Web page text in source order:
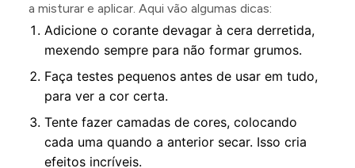
a misturar e aplicar. Aqui vão algumas dicas:
Adicione o corante devagar à cera derretida,
mexendo sempre para não formar grumos.
Faça testes pequenos antes de usar em tudo,
para ver a cor certa.
Tente fazer camadas de cores, colocando
cada uma quando a anterior secar. Isso cria
efeitos incríveis.